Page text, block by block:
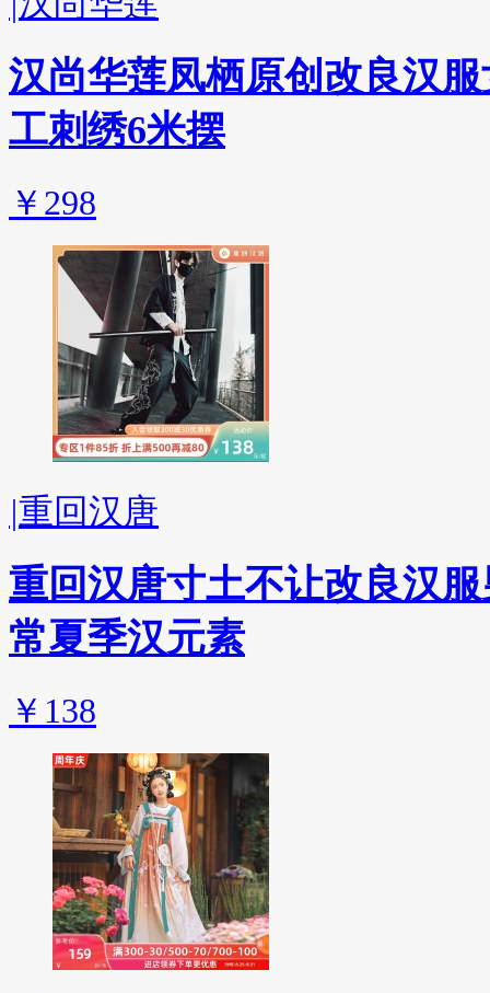
汉尚华莲凤栖原创改良汉
工刺绣6米摆
￥298
|重回汉唐
重回汉唐寸土不让改良汉
常夏季汉元素
￥138